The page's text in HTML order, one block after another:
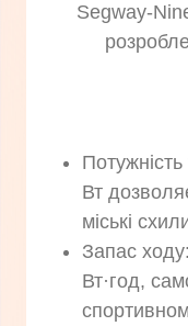
Segway-
Вт
міські
Запас
Вт·год,